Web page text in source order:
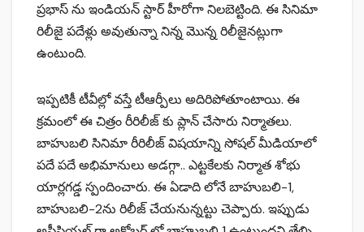
ప్రభాస్ ను ఇండియన్ స్టార్ హీరోగా నిలబెట్టింది. ఈ సినిమా
రిలీజై పదేళ్లు అవుతున్నా నిన్న మొన్న రిలీజైనట్లుగా
ఉంటుంది.
ఇప్పటికీ టీవీల్లో వస్తే టీఆర్పీలు అదిరిపోతూంటాయి. ఈ
క్రమంలో ఈ చిత్రం రీరిలీజ్ కు ప్లాన్ చేసారు నిర్మాతలు.
బాహుబలి సినిమా రీరిలీజ్ విషయాన్ని సోషల్ మీడియాలో
పదే పదే అభిమానులు అడగ్గా.. ఎట్టకేలకు నిర్మాత శోభు
యార్లగడ్డ స్పందించారు. ఈ ఏడాది లోనే బాహుబలి-1,
బాహుబలి-2ను రిలీజ్ చేయనున్నట్టు చెప్పారు. ఇప్పుడు